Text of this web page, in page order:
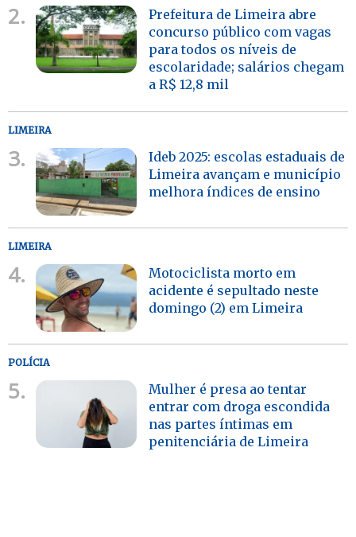
2.
Prefeitura de Limeira abre
concurso público com vagas
para todos os níveis de
escolaridade; salários chegam
a R$ 12,8 mil
LIMEIRA
3.
Ideb 2025: escolas estaduais de
Limeira avançam e município
melhora índices de ensino
LIMEIRA
4.
Motociclista morto em
acidente é sepultado neste
domingo (2) em Limeira
POLÍCIA
5.
Mulher é presa ao tentar
entrar com droga escondida
nas partes íntimas em
penitenciária de Limeira